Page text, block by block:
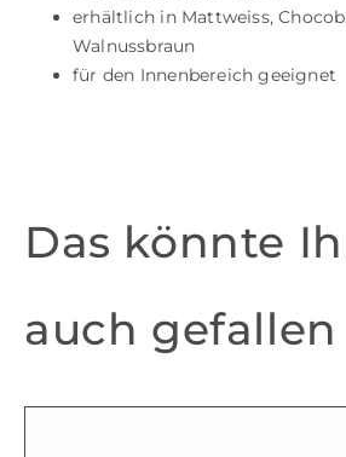
erhältlich in Mattweiss,
Walnussbraun
für den Innenbereich geeignet
Das könnte
auch gefallen